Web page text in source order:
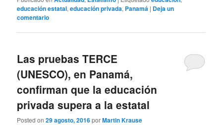
educación estatal,educación privada, Panamá | Deja un
comentario
Las pruebas TERCE
(UNESCO), en Panamá,
confirman que la educación
privada supera a la estatal
Posted on29 agosto, 2016porMartin Krause